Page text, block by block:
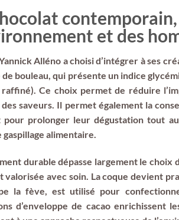
et des
Alléno a choisi d’intégrer à ses
de bouleau, qui présente un indice
Ce choix permet de réduire
des saveurs. Il permet également la
pour prolonger leur dégustation tout
alimentaire.
durable dépasse largement le
valorisée avec soin. La coque devient
la fève, est utilisé pour
d’enveloppe de cacao enrichissent